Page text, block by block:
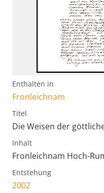
Enthalten in
Fronleichnam
Titel
Die Weisen der
Inhalt
Fronleichnam Hoch-
Entstehung
2002